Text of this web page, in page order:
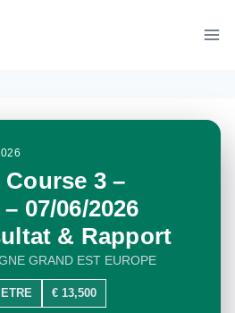
3 –
07/06/2026
& Rapport
GRAND EST EUROPE
€ 13,500